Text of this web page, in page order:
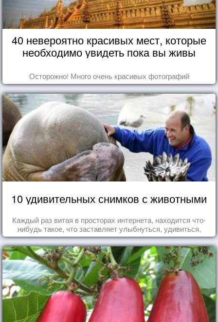
40 невероятно красивых мест, которые
необходимо увидеть пока вы живы
Осторожно! Много очень красивых фотографий
10 удивительных снимков с животными
Каждый раз витая в просторах интернета, находится что-
нибудь такое, что заставляет улыбнуться, удивиться,
восхититься...